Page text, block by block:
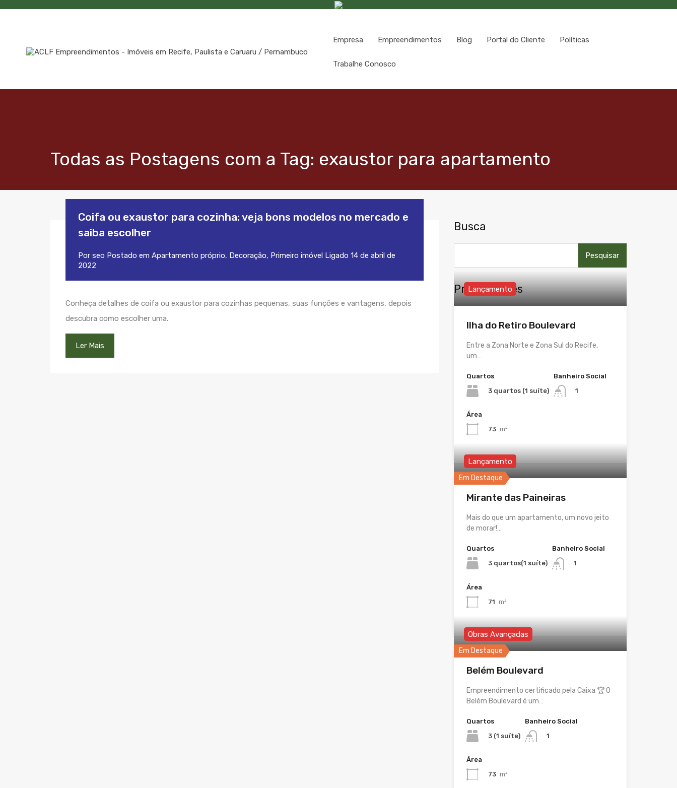
Empresa Empreendimentos Blog Portal do Cliente Políticas
Trabalhe Conosco
Todas as Postagens com a Tag: exaustor para apartamento
Coifa ou exaustor para cozinha: veja bons modelos no mercado e
saiba escolher
Por seo Postado em Apartamento próprio, Decoração, Primeiro imóvel Ligado 14 de abril de
2022
Conheça detalhes de coifa ou exaustor para cozinhas pequenas, suas funções e vantagens, depois
descubra como escolher uma.
Ler Mais
Busca
por:
Propriedades
Lançamento
Ilha do Retiro Boulevard
Entre a Zona Norte e Zona Sul do Recife,
um…
Quartos
3 quartos (1 suíte)
Banheiro Social
1
Área
73 m²
Em Destaque
Lançamento
Mirante das Paineiras
Mais do que um apartamento, um novo jeito
de morar!…
Quartos
3 quartos(1 suíte)
Banheiro Social
1
Área
71 m²
Em Destaque
Obras Avançadas
Belém Boulevard
Empreendimento certificado pela Caixa 🏆 O
Belém Boulevard é um…
Quartos
3 (1 suíte)
Banheiro Social
1
Área
73 m²